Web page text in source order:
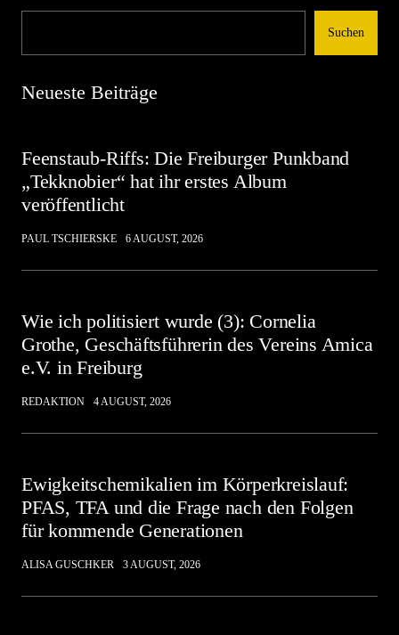
Suchen
Neueste Beiträge
Feenstaub-Riffs: Die Freiburger Punkband
„Tekknobier“ hat ihr erstes Album
veröffentlicht
PAUL TSCHIERSKE 6 AUGUST, 2026
Wie ich politisiert wurde (3): Cornelia
Grothe, Geschäftsführerin des Vereins Amica
e.V. in Freiburg
REDAKTION 4 AUGUST, 2026
Ewigkeitschemikalien im Körperkreislauf:
PFAS, TFA und die Frage nach den Folgen
für kommende Generationen
ALISA GUSCHKER 3 AUGUST, 2026